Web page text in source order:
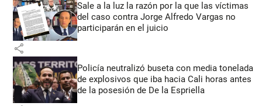
Sale a la luz la razón por la que las víctimas
del caso contra Jorge Alfredo Vargas no
participarán en el juicio
share
Policía neutralizó buseta con media tonelada
de explosivos que iba hacia Cali horas antes
de la posesión de De la Espriella